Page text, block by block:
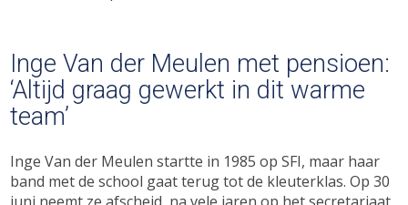
Inge Van der Meulen met pensioen:
‘Altijd graag gewerkt in dit warme
team’
Inge Van der Meulen startte in 1985 op SFI, maar haar
band met de school gaat terug tot de kleuterklas. Op 30